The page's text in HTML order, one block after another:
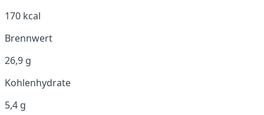
170 kcal
Brennwert
26,9 g
Kohlenhydrate
5,4 g